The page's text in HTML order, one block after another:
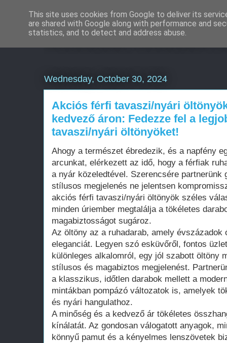
Weboldal készítés
Wednesday, October 30, 2024
Akciós férfi tavaszi/nyári
kedvező áron: Fedezze fel a
tavaszi/nyári öltönyöket!
Ahogy a természet ébredezik, és a napfény
arcunkat, elérkezett az idő, hogy a férfiak
a nyár közeledtével. Szerencsére partnerünk
stílusos megjelenés ne jelentsen
akciós férfi tavaszi/nyári öltönyök széles
minden úriember megtalálja a tökéletes
magabiztosságot sugároz.
Az öltöny az a ruhadarab, amely
eleganciát. Legyen szó esküvőről, fontos
különleges alkalomról, egy jól szabott öltöny
stílusos és magabiztos megjelenést.
a klasszikus, időtlen darabok mellett a
mintákban pompázó változatok is, amelyek
és nyári hangulathoz.
A minőség és a kedvező ár tökéletes
kínálatát. Az gondosan válogatott anyagok,
könnyű pamut és a kényelmes lenszövetek
This site uses cookies from Google to deliver its
are shared with Google along with performance and
statistics, and to detect and address abuse.